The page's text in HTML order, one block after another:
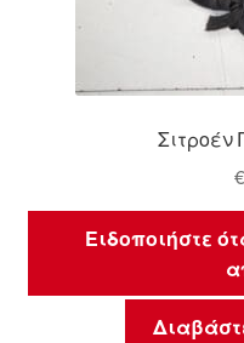
Σιτροέν
€
Ειδοποιήστε